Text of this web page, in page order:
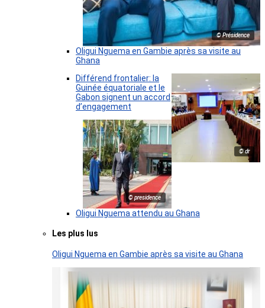
© Présidence
Oligui Nguema en Gambie après sa visite au
Ghana
© dr
Différend frontalier: la
Guinée équatoriale et le
Gabon signent un accord
d’engagement
© presidence
Oligui Nguema attendu au Ghana
Les plus lus
Oligui Nguema en Gambie après sa visite au Ghana